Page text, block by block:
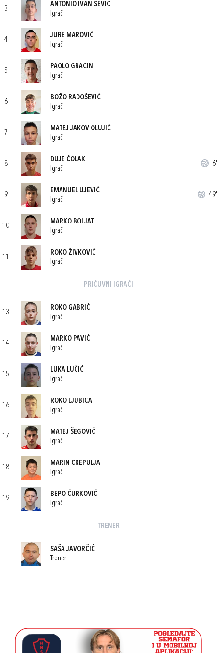
3
ANTONIO IVANIŠEVIĆ
Igrač
4
JURE MAROVIĆ
Igrač
5
PAOLO GRACIN
Igrač
6
BOŽO RADOŠEVIĆ
Igrač
7
MATEJ JAKOV OLUJIĆ
Igrač
8
DUJE ČOLAK
Igrač
6'
9
EMANUEL UJEVIĆ
Igrač
49'
10
MARKO BOLJAT
Igrač
11
ROKO ŽIVKOVIĆ
Igrač
PRIČUVNI IGRAČI
13
ROKO GABRIĆ
Igrač
14
MARKO PAVIĆ
Igrač
15
LUKA LUČIĆ
Igrač
16
ROKO LJUBICA
Igrač
17
MATEJ ŠEGOVIĆ
Igrač
18
MARIN CREPULJA
Igrač
19
BEPO ĆURKOVIĆ
Igrač
TRENER
SAŠA JAVORČIĆ
Trener